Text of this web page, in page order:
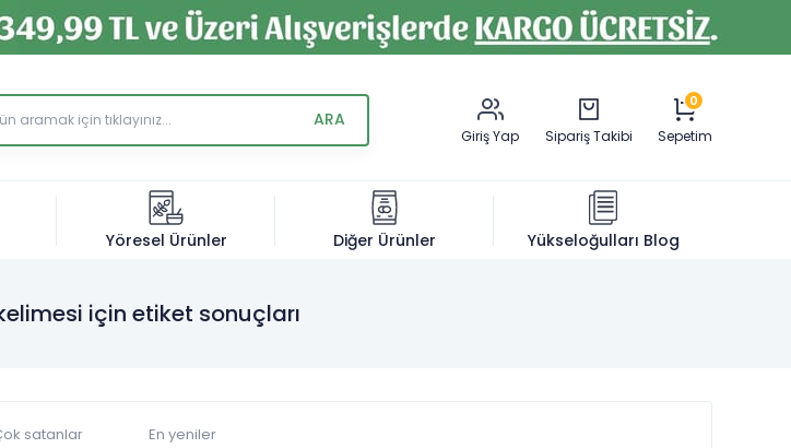
Giriş Yap
Sipariş Takibi
0
Sepetim
Yöresel Ürünler Diğer Ürünler Yükseloğulları Blog
için etiket sonuçları
satanlar En yeniler